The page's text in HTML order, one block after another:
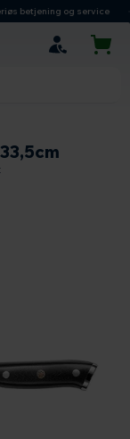
betjening og service